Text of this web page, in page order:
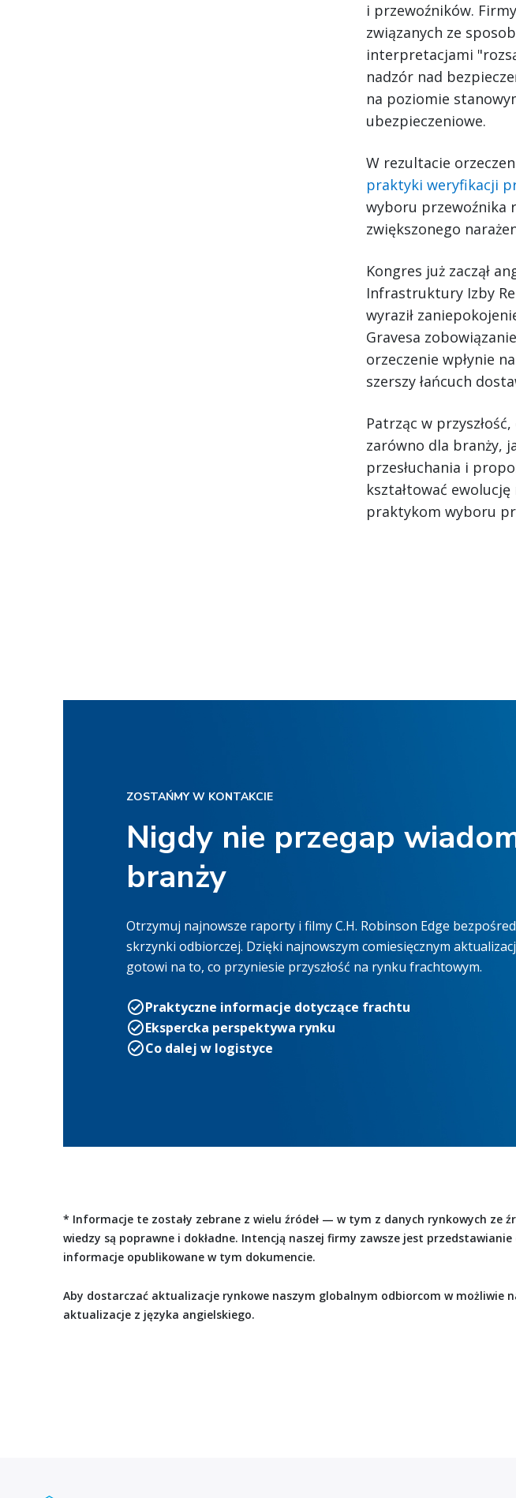
i przewoźników.
związanych ze
interpretacjami
nadzór nad
na poziomie
ubezpieczeniowe.
W rezultacie
praktyki weryfikacji
wyboru przewoźnika
zwiększonego
Kongres już zaczął
Infrastruktury Izby
wyraził
Gravesa
orzeczenie wpłynie
szerszy łańcuch
Patrząc w
zarówno dla branży,
przesłuchania i
kształtować
praktykom wyboru
ZOSTAŃMY W KONTAKCIE
Nigdy nie przegap
branży
Otrzymuj najnowsze raporty i filmy C.H. Robinson Edge
skrzynki odbiorczej. Dzięki najnowszym comiesięcznym
gotowi na to, co przyniesie przyszłość na rynku frachtowym.
Praktyczne informacje dotyczące frachtu
Ekspercka perspektywa rynku
Co dalej w logistyce
* Informacje te zostały zebrane z wielu źródeł — w tym z danych rynkowych ze
wiedzy są poprawne i dokładne. Intencją naszej firmy zawsze jest
informacje opublikowane w tym dokumencie.
Aby dostarczać aktualizacje rynkowe naszym globalnym odbiorcom w możliwie
aktualizacje z języka angielskiego.